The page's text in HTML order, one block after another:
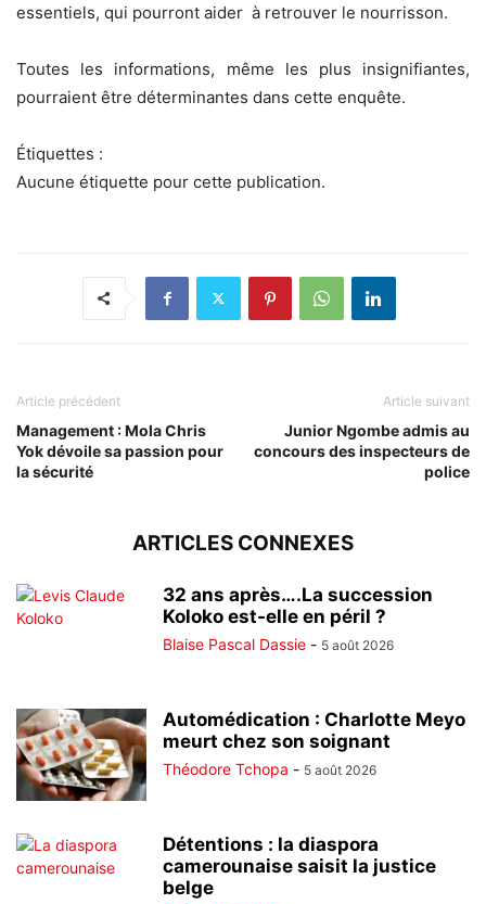
essentiels, qui pourront aider à retrouver le nourrisson.
Toutes les informations, même les plus insignifiantes,
pourraient être déterminantes dans cette enquête.
Étiquettes :
Aucune étiquette pour cette publication.
Article précédent
Management : Mola Chris
Yok dévoile sa passion pour
la sécurité
Article suivant
Junior Ngombe admis au
concours des inspecteurs de
police
ARTICLES CONNEXES
32 ans après….La succession
Koloko est-elle en péril ?
Blaise Pascal Dassie - 5 août 2026
Automédication : Charlotte Meyo
meurt chez son soignant
Théodore Tchopa - 5 août 2026
Détentions : la diaspora
camerounaise saisit la justice
belge